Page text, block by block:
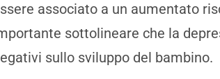
associato a un aumentato
sottolineare che la
sullo sviluppo del bambino.